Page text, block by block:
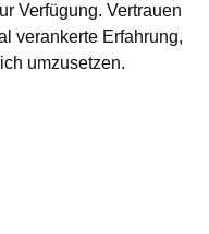
Verfügung. Vertrauen
verankerte Erfahrung,
umzusetzen.